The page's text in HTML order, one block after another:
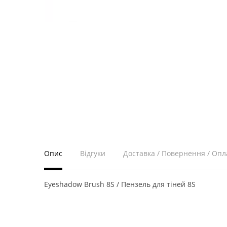
Опис Відгуки Доставка / Повернення /
Eyeshadow Brush 8S / Пензель для тіней 8S